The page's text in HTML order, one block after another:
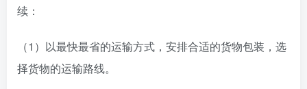
续：
（1）以最快最省的运输方式，安排合适的货物包装，选
择货物的运输路线。